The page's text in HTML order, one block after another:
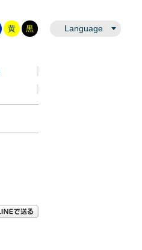
黄 黒 Language